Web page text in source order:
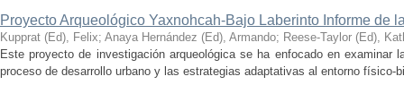
Proyecto Arqueológico Yaxnohcah-Bajo Laberinto Informe de
Kupprat (Ed), Felix; Anaya Hernández (Ed), Armando; Reese-Taylor (Ed),
Este proyecto de investigación arqueológica se ha enfocado en examinar
proceso de desarrollo urbano y las estrategias adaptativas al entorno físico-